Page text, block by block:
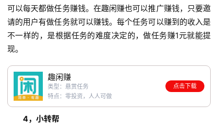
可以每天都做任务赚钱。在趣闲赚也可以推广赚钱，只要邀
请的用户有做任务就可以赚钱。每个任务可以赚到的收入是
不一样的，是根据任务的难度决定的，做任务赚1元就能提
现。
趣闲赚
类型：悬赏任务
特点：零投资，人人可做
点击下载
4，小转帮